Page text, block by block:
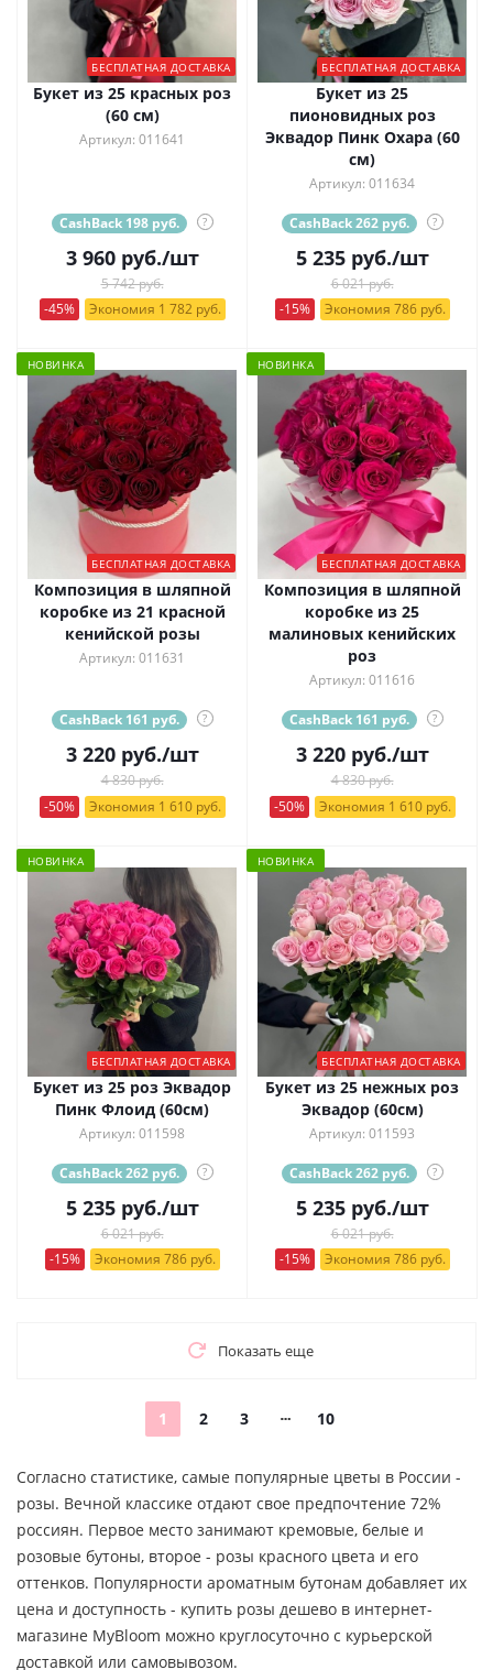
БЕСПЛАТНАЯ ДОСТАВКА
Букет из 25 красных роз
(60 см)
Артикул: 011641
CashBack 198 руб. ?
3 960руб./шт
5 742 руб.
-45%
Экономия 1 782 руб.
БЕСПЛАТНАЯ ДОСТАВКА
Букет из 25
пионовидных роз
Эквадор Пинк Охара (60
см)
Артикул: 011634
CashBack 262 руб. ?
5 235руб./шт
6 021 руб.
-15%
Экономия 786 руб.
НОВИНКА
БЕСПЛАТНАЯ ДОСТАВКА
Композиция в шляпной
коробке из 21 красной
кенийской розы
Артикул: 011631
CashBack 161 руб. ?
3 220руб./шт
4 830 руб.
-50%
Экономия 1 610 руб.
НОВИНКА
БЕСПЛАТНАЯ ДОСТАВКА
Композиция в шляпной
коробке из 25
малиновых кенийских
роз
Артикул: 011616
CashBack 161 руб. ?
3 220руб./шт
4 830 руб.
-50%
Экономия 1 610 руб.
НОВИНКА
БЕСПЛАТНАЯ ДОСТАВКА
Букет из 25 роз Эквадор
Пинк Флоид (60см)
Артикул: 011598
CashBack 262 руб. ?
5 235руб./шт
6 021 руб.
-15%
Экономия 786 руб.
НОВИНКА
БЕСПЛАТНАЯ ДОСТАВКА
Букет из 25 нежных роз
Эквадор (60см)
Артикул: 011593
CashBack 262 руб. ?
5 235руб./шт
6 021 руб.
-15%
Экономия 786 руб.
Показать еще
1 2 3 10
Согласно статистике, самые популярные цветы в России -
розы. Вечной классике отдают свое предпочтение 72%
россиян. Первое место занимают кремовые, белые и
розовые бутоны, второе - розы красного цвета и его
оттенков. Популярности ароматным бутонам добавляет их
цена и доступность - купить розы дешево в интернет-
магазине MyBloom можно круглосуточно с курьерской
доставкой или самовывозом.